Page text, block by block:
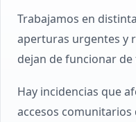
Trabajamos en
aperturas urgentes y
dejan de funcionar
Hay incidencias que
accesos